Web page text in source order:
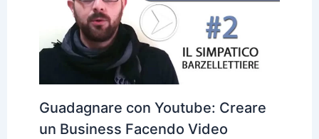
Guadagnare con Youtube: Creare
un Business Facendo Video